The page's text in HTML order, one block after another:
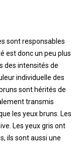
sont responsables
est donc un peu plus
des intensités de
individuelle des
sont hérités de
transmis
les yeux bruns. Les
Les yeux gris ont
ils sont aussi une